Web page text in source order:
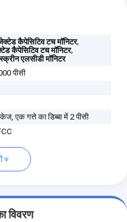
कैपेसिटिव टच मॉनिटर,
कैपेसिटिव टच मॉनिटर,
एलसीडी मॉनिटर
पीसी
एक गत्ते का डिब्बा में 2 पीसी
विवरण